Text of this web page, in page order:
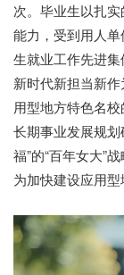
次。毕业生以扎
能力，受到用人
生就业工作先进集
新时代新担当新
用型地方特色名
长期事业发展规划
福”的“百年女大”
为加快建设应用